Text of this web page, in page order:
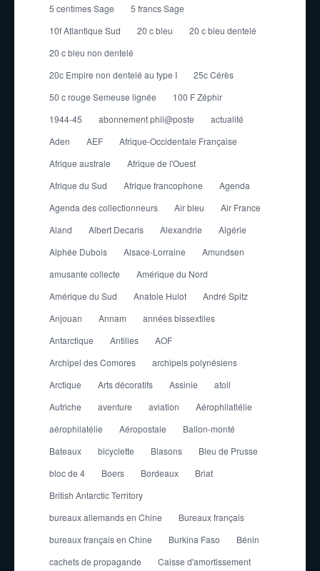
5 centimes Sage
5 francs Sage
10f Atlantique Sud
20 c bleu
20 c bleu dentelé
20 c bleu non dentelé
20c Empire non dentelé au type I
25c Cérès
50 c rouge Semeuse lignée
100 F Zéphir
1944-45
abonnement phil@poste
actualité
Aden
AEF
Afrique-Occidentale Française
Afrique australe
Afrique de l'Ouest
Afrique du Sud
Afrique francophone
Agenda
Agenda des collectionneurs
Air bleu
Air France
Aland
Albert Decaris Alexandrie
Algérie
Alphée Dubois
Alsace-Lorraine
Amundsen
amusante collecte
Amérique du Nord
Amérique du Sud
Anatole Hulot
André Spitz
Anjouan
Annam
années bissextiles
Antarctique
Antilles
AOF
Archipel des Comores
archipels polynésiens
Arctique
Arts décoratifs Assinie
atoll
Autriche
aventure aviation
Aérophilatlélie
aérophilatélie
Aéropostale
Ballon-monté
Bateaux
bicyclette Blasons
Bleu de Prusse
bloc de 4
Boers Bordeaux
Briat
British Antarctic Territory
bureaux allemands en Chine
Bureaux français
bureaux français en Chine
Burkina Faso
Bénin
cachets de propagande
Caisse d'amortissement